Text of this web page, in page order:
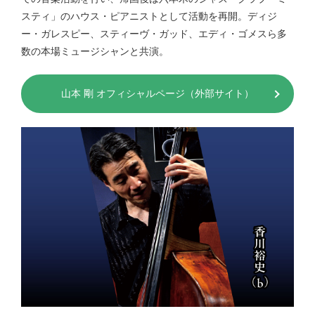
スティ」のハウス・ピアニストとして活動を再開。ディジ
ー・ガレスピー、スティーヴ・ガッド、エディ・ゴメスら多
数の本場ミュージシャンと共演。
山本 剛 オフィシャルページ（外部サイト）